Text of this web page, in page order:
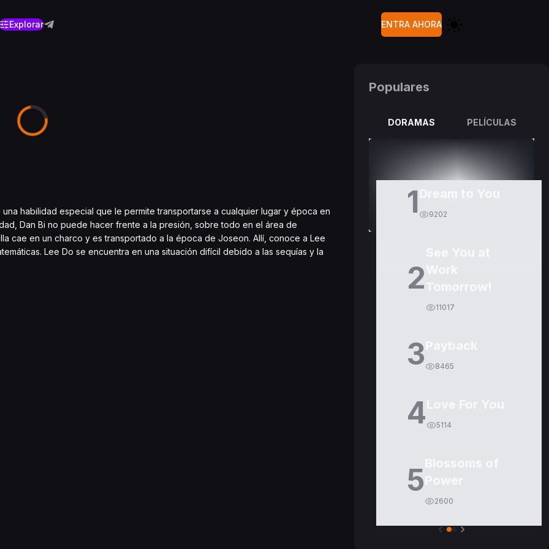
Explorar ENTRA AHORA
habilidad especial que le permite transportarse a cualquier lugar y época en
Dan Bi no puede hacer frente a la presión, sobre todo en el área de
cae en un charco y es transportado a la época de Joseon. Allí, conoce a Lee
Lee Do se encuentra en una situación difícil debido a las sequías y la
Populares
DORAMAS PELÍCULAS
1 9202
2
11017
3 8465
4 5114
5
2600